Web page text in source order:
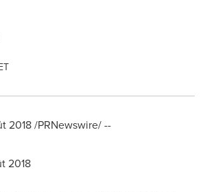
2018 /PRNewswire/ --
2018